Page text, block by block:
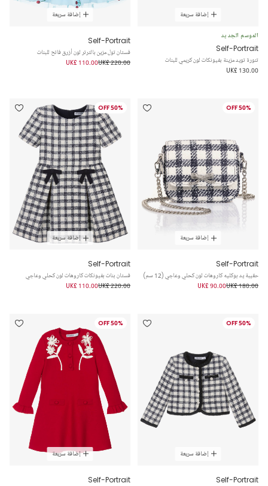
إضافة سريعة
الموسم الجديد
Self-Portrait
تنورة تويد مزينة بفيونكات لون كريمي للبنات
UK£ 130.00
إضافة سريعة
Self-Portrait
فستان تول مزين بالترتر لون أزرق فاتح للبنات
UK£ 220.00
UK£ 110.00
50% OFF
إضافة سريعة
Self-Portrait
حقيبة يد بوكليه كاروهات لون كحلي وعاجي (12 سم)
UK£ 180.00
UK£ 90.00
50% OFF
إضافة سريعة
Self-Portrait
فستان بنات بفيونكات كاروهات لون كحلي وعاجي
UK£ 220.00
UK£ 110.00
50% OFF
إضافة سريعة
Self-Portrait
50% OFF
إضافة سريعة
Self-Portrait